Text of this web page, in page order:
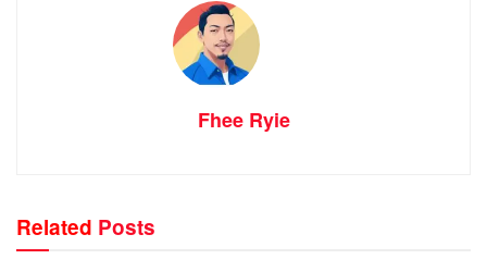
Fhee Ryie
Related Posts